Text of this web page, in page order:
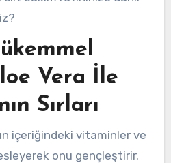
Vera İle
Sırları
içeriğindeki vitaminler ve
onu gençleştirir.